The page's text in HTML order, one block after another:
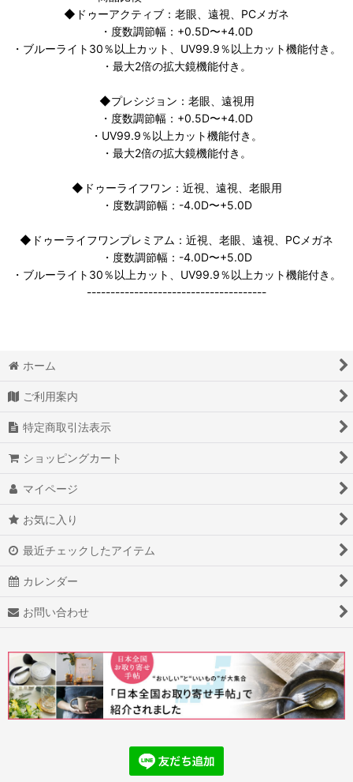
◆ドゥーアクティブ：老眼、遠視、PCメガネ
・度数調節幅：+0.5D〜+4.0D
・ブルーライト30％以上カット、UV99.9％以上カット機能付き。
・最大2倍の拡大鏡機能付き。
◆プレシジョン：老眼、遠視用
・度数調節幅：+0.5D〜+4.0D
・UV99.9％以上カット機能付き。
・最大2倍の拡大鏡機能付き。
◆ドゥーライフワン：近視、遠視、老眼用
・度数調節幅：-4.0D〜+5.0D
◆ドゥーライフワンプレミアム：近視、老眼、遠視、PCメガネ
・度数調節幅：-4.0D〜+5.0D
・ブルーライト30％以上カット、UV99.9％以上カット機能付き。
--------------------------------------
ホーム
ご利用案内
特定商取引法表示
ショッピングカート
マイページ
お気に入り
最近チェックしたアイテム
カレンダー
お問い合わせ